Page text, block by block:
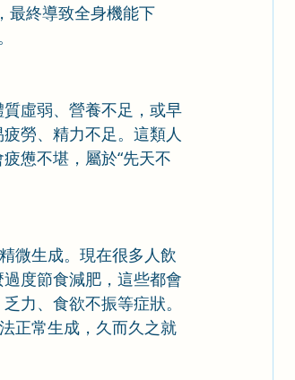
最終導致全身機能下
虛弱、營養不足，或早
勞、精力不足。這類人
憊不堪，屬於“先天不
微生成。現在很多人飲
度節食減肥，這些都會
力、食欲不振等症狀。
正常生成，久而久之就